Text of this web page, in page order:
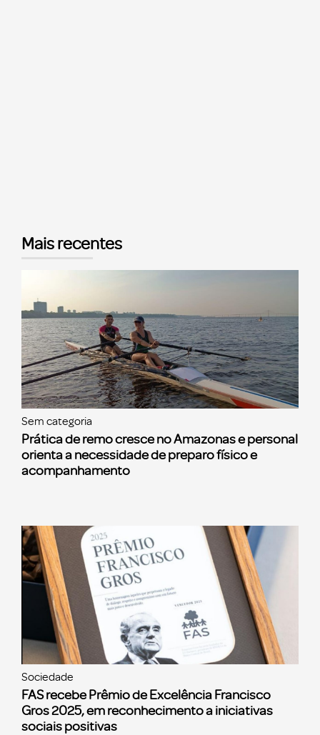
Mais recentes
Sem categoria
Prática de remo cresce no Amazonas e personal
orienta a necessidade de preparo físico e
acompanhamento
Sociedade
FAS recebe Prêmio de Excelência Francisco
Gros 2025, em reconhecimento a iniciativas
sociais positivas